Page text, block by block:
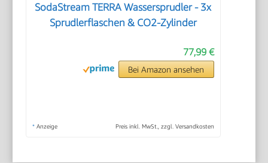
SodaStream TERRA Wassersprudler - 3x
Sprudlerflaschen & CO2-Zylinder
77,99 €
Bei Amazon ansehen
* Anzeige Preis inkl. MwSt., zzgl. Versandkosten